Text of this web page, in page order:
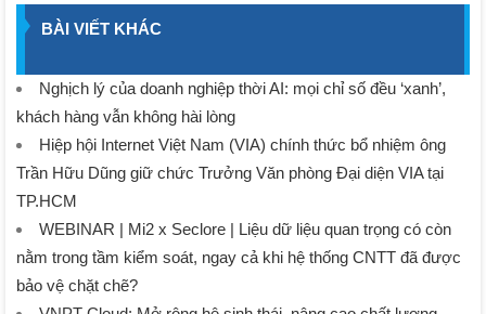
BÀI VIẾT KHÁC
Nghịch lý của doanh nghiệp thời AI: mọi chỉ số đều ‘xanh’,
khách hàng vẫn không hài lòng
Hiệp hội Internet Việt Nam (VIA) chính thức bổ nhiệm ông
Trần Hữu Dũng giữ chức Trưởng Văn phòng Đại diện VIA tại
TP.HCM
WEBINAR | Mi2 x Seclore | Liệu dữ liệu quan trọng có còn
nằm trong tầm kiểm soát, ngay cả khi hệ thống CNTT đã được
bảo vệ chặt chẽ?